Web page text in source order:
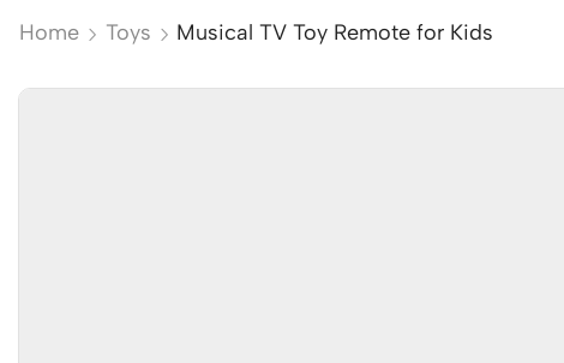
Home Toys Musical TV Toy Remote for Kids